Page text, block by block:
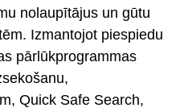
nolaupītājus un gūtu
Izmantojot piespiedu
pārlūkprogrammas
Quick Safe Search,